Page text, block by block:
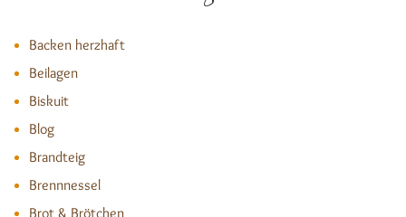
Backen herzhaft
Beilagen
Biskuit
Blog
Brandteig
Brennnessel
Brot & Brötchen